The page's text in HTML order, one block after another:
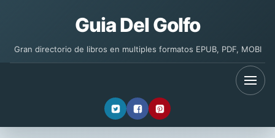
Guia Del Golfo
Gran directorio de libros en multiples formatos EPUB, PDF, MOBI